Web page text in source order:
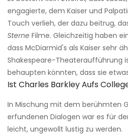
engagierte, dem Kaiser und
Touch verlieh, der dazu beitrug,
Sterne Filme. Gleichzeitig haben
dass McDiarmid's als Kaiser sehr
Shakespeare-Theateraufführung
behaupten könnten, dass sie
Ist Charles Barkley Aufs
In Mischung mit dem berühmten
erfundenen Dialogen war es für
leicht, ungewollt lustig zu werden.